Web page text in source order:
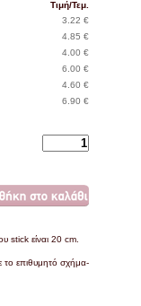
Τιμή/Τεμ.
3.22 €
4.85 €
4.00 €
6.00 €
4.60 €
6.90 €
stick είναι 20 cm.
το επιθυμητό σχήμα-